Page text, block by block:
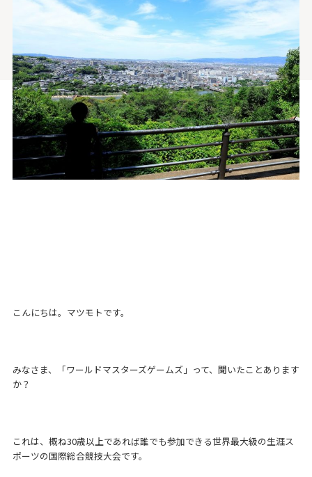
こんにちは。マツモトです。
みなさま、「ワールドマスターズゲームズ」って、聞いたことあります
か？
これは、概ね30歳以上であれば誰でも参加できる世界最大級の生涯ス
ポーツの国際総合競技大会です。